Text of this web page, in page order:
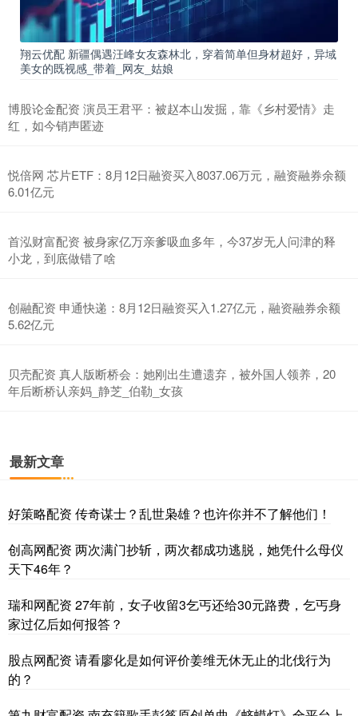
翔云优配 新疆偶遇汪峰女友森林北，穿着简单但身材超好，异域
美女的既视感_带着_网友_姑娘
博股论金配资 演员王君平：被赵本山发掘，靠《乡村爱情》走
红，如今销声匿迹
悦倍网 芯片ETF：8月12日融资买入8037.06万元，融资融券余额
6.01亿元
首泓财富配资 被身家亿万亲爹吸血多年，今37岁无人问津的释
小龙，到底做错了啥
创融配资 申通快递：8月12日融资买入1.27亿元，融资融券余额
5.62亿元
贝壳配资 真人版断桥会：她刚出生遭遗弃，被外国人领养，20
年后断桥认亲妈_静芝_伯勒_女孩
最新文章
好策略配资 传奇谋士？乱世枭雄？也许你并不了解他们！
创高网配资 两次满门抄斩，两次都成功逃脱，她凭什么母仪
天下46年？
瑞和网配资 27年前，女子收留3乞丐还给30元路费，乞丐身
家过亿后如何报答？
股点网配资 请看廖化是如何评价姜维无休无止的北伐行为
的？